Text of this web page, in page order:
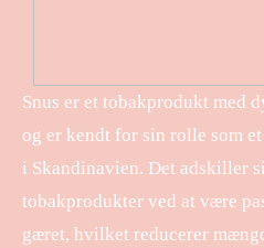
Snus er et tobakprodukt med
og er kendt for sin rolle som
i Skandinavien. Det adskiller
tobakprodukter ved at være
gæret, hvilket reducerer